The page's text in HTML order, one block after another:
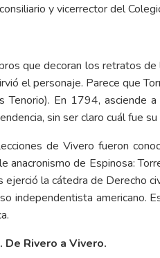
y vicerrector del
que decoran los retratos
el personaje. Parece que
Tenorio). En 1794, asciende
sin ser claro cuál fue
de Vivero fueron
anacronismo de Espinosa:
ejerció la cátedra de Derecho
independentista americano.
De Rivero a Vivero.